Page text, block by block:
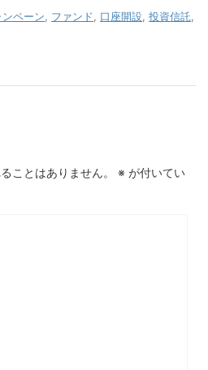
ンペーン, ファンド, 口座開設, 投資信託,
ことはありません。 ※ が付いてい